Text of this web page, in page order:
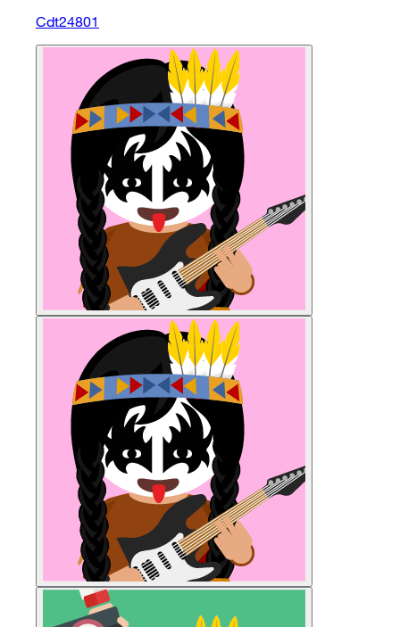
Cdt24801